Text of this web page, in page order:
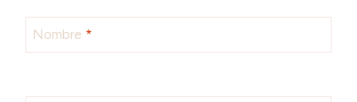
Nombre *